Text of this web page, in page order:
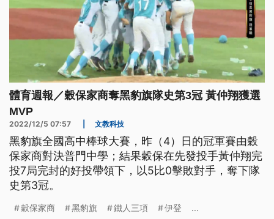
體育週報／穀保家商奪黑豹旗隊史第3冠 黃仲翔獲選
MVP
2022/12/5 07:57 文教科技
黑豹旗全國高中棒球大賽，昨（4）日的冠軍賽由穀
保家商對決普門中學；結果穀保在先發投手黃仲翔完
投7局完封的好投帶領下，以5比0擊敗對手，奪下隊
史第3冠。
穀保家商 黑豹旗 鐵人三項 伊登 ...